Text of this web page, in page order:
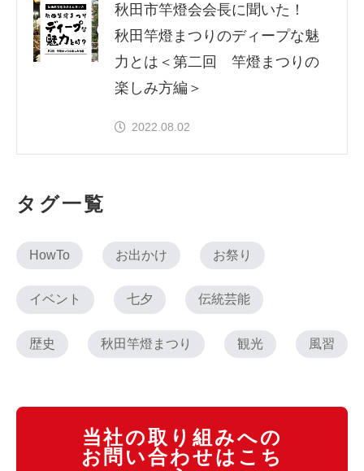
秋田市竿燈会会長に聞いた！
秋田竿燈まつりのディープな魅
力とは＜第二回 竿燈まつりの
楽しみ方編＞
2022.08.02
タグ一覧
HowTo お出かけ お祭り
イベント 七夕 伝統芸能
歴史 秋田竿燈まつり 観光 風習
当社の取り組みへの
お問い合わせはこち